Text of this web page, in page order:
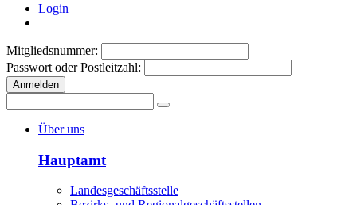
Login
Mitgliedsnummer:
Passwort oder Postleitzahl:
Anmelden
Über uns
Hauptamt
Landesgeschäftsstelle